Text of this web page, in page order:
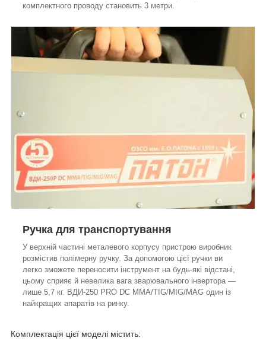
комплектного проводу становить 3 метри.
Ручка для транспортування
У верхній частині металевого корпусу пристрою виробник
розмістив полімерну ручку. За допомогою цієї ручки ви
легко зможете переносити інструмент на будь-які відстані,
цьому сприяє й невелика вага зварювального інвертора —
лише 5,7 кг. ВДИ-250 PRO DC MMA/TIG/MIG/MAG один із
найкращих апаратів на ринку.
Комплектація цієї моделі містить: